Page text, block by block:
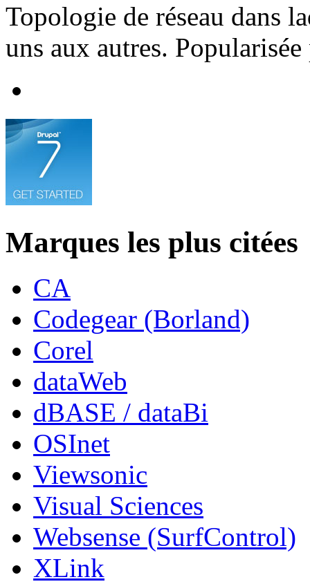
Topologie de réseau dans
uns aux autres.
Marques les plus citées
CA
Codegear (Borland)
Corel
dataWeb
dBASE / dataBi
OSInet
Viewsonic
Visual Sciences
Websense (SurfControl)
XLink